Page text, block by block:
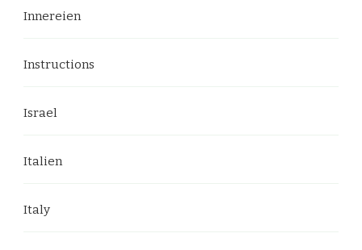
Innereien
Instructions
Israel
Italien
Italy